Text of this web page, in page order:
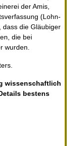
der Amis,
(Lohn-
dass die Gläubiger
die bei
wurden.
wissenschaftlich
bestens